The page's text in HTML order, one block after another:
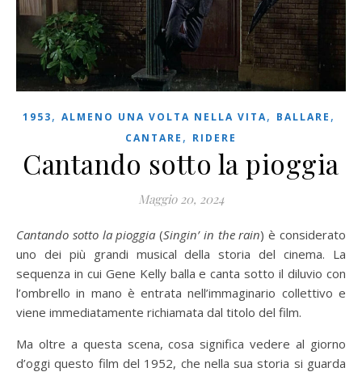
1953, ALMENO UNA VOLTA NELLA VITA, BALLARE ,
CANTARE , RIDERE
Cantando sotto la pioggia
Maggio 20, 2024
Cantando sotto la pioggia (Singin’ in the rain) è considerato
uno dei più grandi musical della storia del cinema. La
sequenza in cui Gene Kelly balla e canta sotto il diluvio con
l’ombrello in mano è entrata nell’immaginario collettivo e
viene immediatamente richiamata dal titolo del film.
Ma oltre a questa scena, cosa significa vedere al giorno
d’oggi questo film del 1952, che nella sua storia si guarda